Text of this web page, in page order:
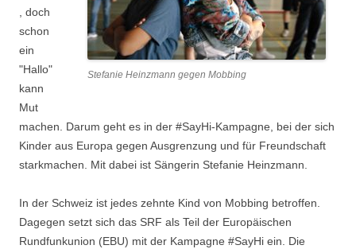
Stefanie Heinzmann gegen Mobbing
, doch
schon
ein
"Hallo"
kann
Mut
machen. Darum geht es in der #SayHi-Kampagne, bei der sich
Kinder aus Europa gegen Ausgrenzung und für Freundschaft
starkmachen. Mit dabei ist Sängerin Stefanie Heinzmann.
In der Schweiz ist jedes zehnte Kind von Mobbing betroffen.
Dagegen setzt sich das SRF als Teil der Europäischen
Rundfunkunion (EBU) mit der Kampagne #SayHi ein. Die